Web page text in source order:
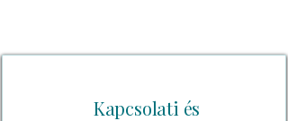
Kapcsolati és